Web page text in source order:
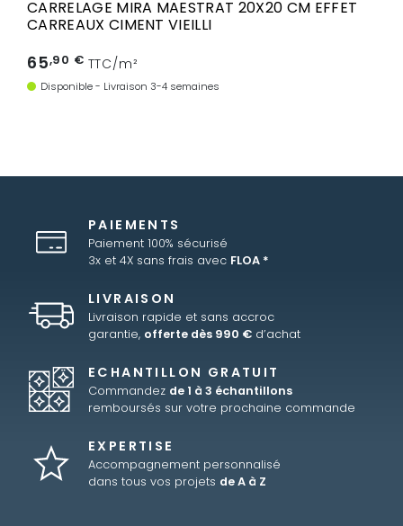
CARRELAGE MIRA MAESTRAT 20X20 CM EFFET
CARREAUX CIMENT VIEILLI
65,90 € TTC/m²
Disponible - Livraison 3-4 semaines
PAIEMENTS
Paiement 100% sécurisé
3x et 4X sans frais avec FLOA *
LIVRAISON
Livraison rapide et sans accroc
garantie, offerte dès 990 € d’achat
ECHANTILLON GRATUIT
Commandez de 1 à 3 échantillons
remboursés sur votre prochaine commande
EXPERTISE
Accompagnement personnalisé
dans tous vos projets de A à Z